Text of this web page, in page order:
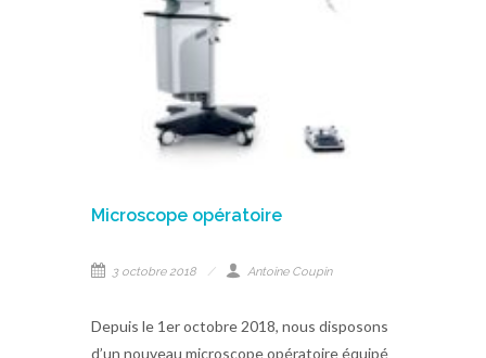
Microscope opératoire
3 octobre 2018 Antoine Coupin
Depuis le 1er octobre 2018, nous disposons
d’un nouveau microscope opératoire équipé